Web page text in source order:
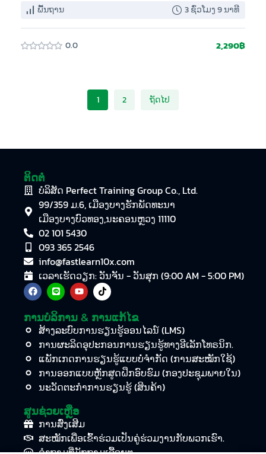
ພື້ນຖານ 3 ຊົ່ວໂມງ 9 ນາທີ
0.0 2,290฿
1 2 ຖັດໄປ
ຕິດຕໍ່
ບໍລິສັດ Perfect Training Group Co., Ltd.
99/359 ມ.6, ເມືອງ​ບາງ​ຮັກ​ພັດ​ທະ​ນາ
ເມືອງ​ບາງ​ບົວ​ທອງ,​ນະ​ຄອນ​ຫຼວງ 11110
02 101 5430
093 365 2546
info@fastlearn10x.com
ເວລາເຮັດວຽກ: ວັນຈັນ - ວັນສຸກ (9:00 AM - 5:00 PM)
ການບໍລິການ & ການແກ້ໄຂ
ສ້າງລະບົບການຮຽນຮູ້ອອນໄລນ໌ (LMS)
ການຜະລິດອຸປະກອນການຮຽນຮູ້ທາງອີເລັກໂທຣນິກ.
ແພັກເກດການຮຽນຮູ້ແບບບໍ່ຈຳກັດ (ການສະໝັກໃຊ້)
ການອອກແບບຫຼັກສູດຝຶກອົບຮົມ (ກອງປະຊຸມພາຍໃນ)
ນະວັດຕະກໍາການຮຽນຮູ້ (ສິນຄ້າ)
ສູນຊ່ວຍເຫຼືອ
ການສົ່ງເສີມ
ສະໝັກເພື່ອເຂົ້າຮ່ວມເປັນຄູ່ຮ່ວມງານກັບພວກເຮົາ.